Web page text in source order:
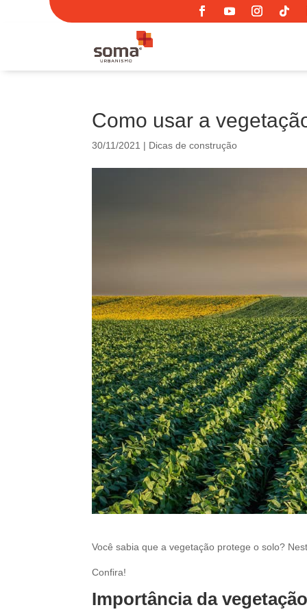
Como usar a
30/11/2021 | Dicas de construção
Você sabia que a vegetação protege o solo?
Confira!
Importância da